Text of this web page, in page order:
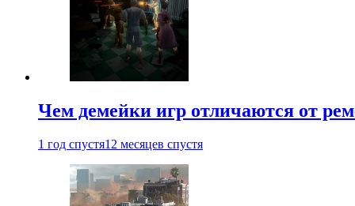
Чем демейки игр отличаются от
1 год спустя12 месяцев спустя